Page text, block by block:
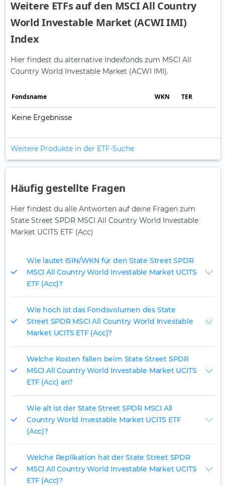
Weitere ETFs auf den MSCI All Country
World Investable Market (ACWI IMI)
Index
Hier findest du alternative Indexfonds zum MSCI All
Country World Investable Market (ACWI IMI).
Fonds­name WKN TER
Keine Ergebnisse
Weitere Produkte in der ETF-Suche
Häufig gestellte Fragen
Hier findest du alle Antworten auf deine Fragen zum
State Street SPDR MSCI All Country World Investable
Market UCITS ETF (Acc)
Wie lautet ISIN/WKN für den State Street SPDR
MSCI All Country World Investable Market UCITS
ETF (Acc)?
Wie hoch ist das Fondsvolumen des State
Street SPDR MSCI All Country World Investable
Market UCITS ETF (Acc)?
Welche Kosten fallen beim State Street SPDR
MSCI All Country World Investable Market UCITS
ETF (Acc) an?
Wie alt ist der State Street SPDR MSCI All
Country World Investable Market UCITS ETF
(Acc)?
Welche Replikation hat der State Street SPDR
MSCI All Country World Investable Market UCITS
ETF (Acc)?